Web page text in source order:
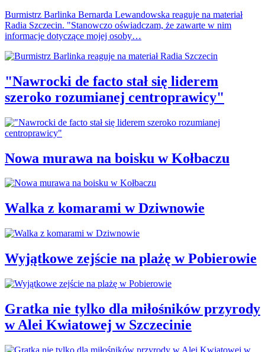
Burmistrz Barlinka Bernarda Lewandowska reaguje na materiał
Radia Szczecin. "Stanowczo oświadczam, że zawarte w nim
informacje dotyczące mojej osoby…
"Nawrocki de facto stał się liderem
szeroko rozumianej centroprawicy"
Nowa murawa na boisku w Kołbaczu
Walka z komarami w Dziwnowie
Wyjątkowe zejście na plażę w Pobierowie
Gratka nie tylko dla miłośników przyrody
w Alei Kwiatowej w Szczecinie